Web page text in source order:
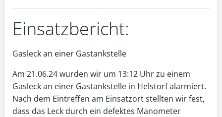
Einsatzbericht:
Gasleck an einer Gastankstelle
Am 21.06.24 wurden wir um 13:12 Uhr zu einem
Gasleck an einer Gastankstelle in Helstorf alarmiert.
Nach dem Eintreffen am Einsatzort stellten wir fest,
dass das Leck durch ein defektes Manometer